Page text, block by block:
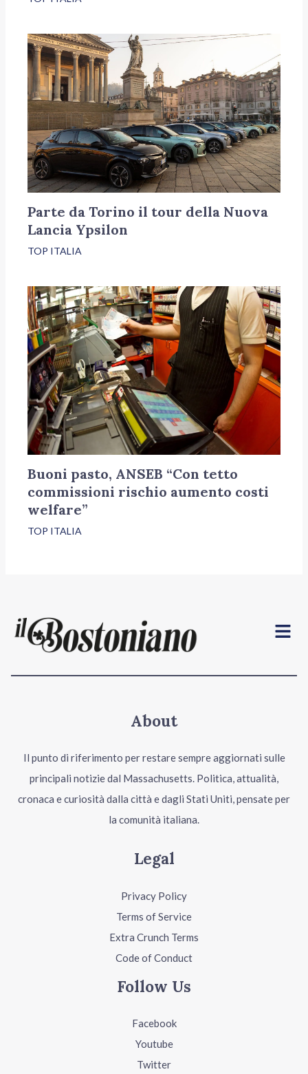
Parte da Torino il tour della Nuova
Lancia Ypsilon
TOP ITALIA
Buoni pasto, ANSEB “Con tetto
commissioni rischio aumento costi
welfare”
TOP ITALIA
Menu
About
Il punto di riferimento per restare sempre aggiornati sulle
principali notizie dal Massachusetts. Politica, attualità,
cronaca e curiosità dalla città e dagli Stati Uniti, pensate per
la comunità italiana.
Legal
Privacy Policy
Terms of Service
Extra Crunch Terms
Code of Conduct
Follow Us
Facebook
Youtube
Twitter